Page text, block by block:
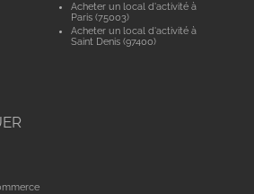
Acheter un local d'activité à
Paris (75003)
Acheter un local d'activité à
Saint Denis (97400)